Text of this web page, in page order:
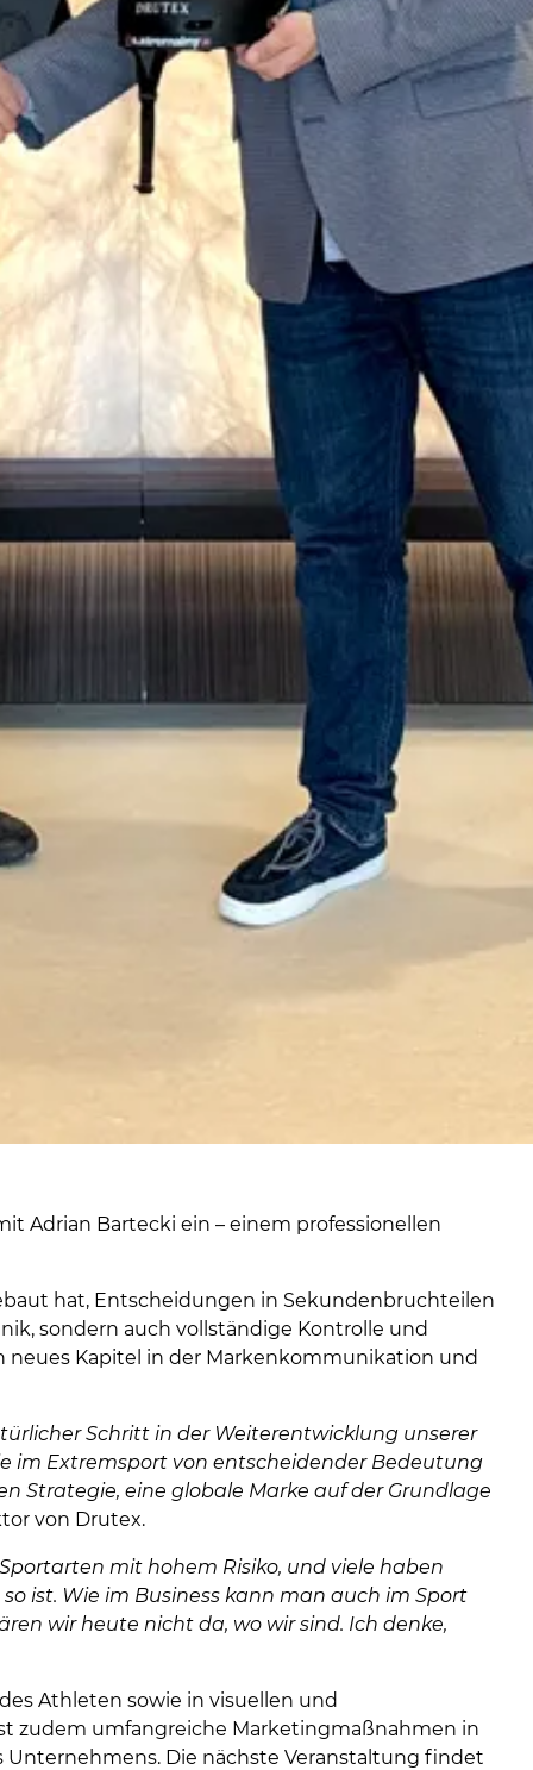
Adrian Bartecki ein – einem professionellen
hat, Entscheidungen in Sekundenbruchteilen
sondern auch vollständige Kontrolle und
neues Kapitel in der Markenkommunikation und
Schritt in der Weiterentwicklung unserer
im Extremsport von entscheidender Bedeutung
Strategie, eine globale Marke auf der Grundlage
von Drutex.
mit hohem Risiko, und viele haben
ist. Wie im Business kann man auch im Sport
wir heute nicht da, wo wir sind. Ich denke,
Athleten sowie in visuellen und
zudem umfangreiche Marketingmaßnahmen in
Die nächste Veranstaltung findet